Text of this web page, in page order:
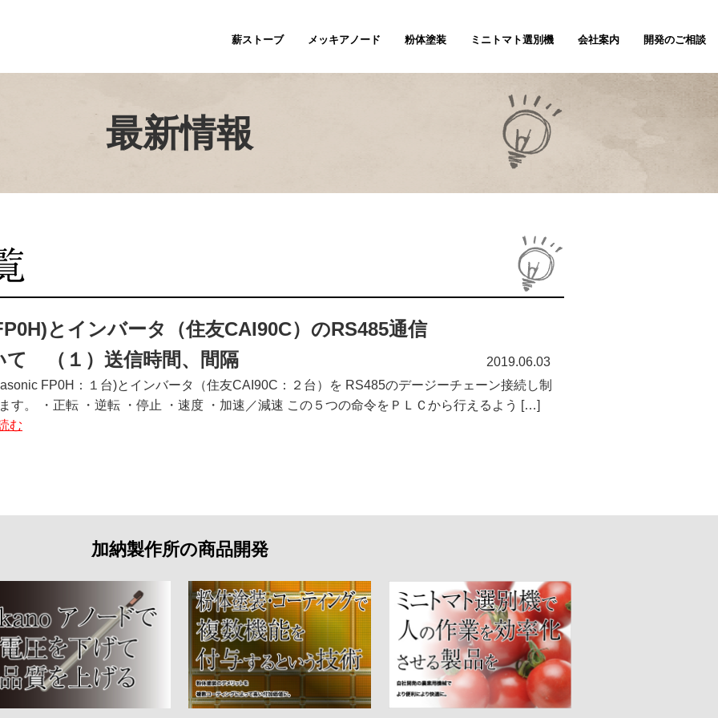
開発のご相談
会社案内
ミニトマト選別機
粉体塗装
メッキアノード
薪ストーブ
最新情報
とインバータ（住友CAI90C）のRS485通信
て （１）送信時間、間隔
2019.06.03
FP0H：１台)とインバータ（住友CAI90C：２台）を RS485のデージーチェーン接続し制
す。 ・正転 ・逆転 ・停止 ・速度 ・加速／減速 この５つの命令をＰＬＣから行えるよう […]
む
加納製作所の商品開発